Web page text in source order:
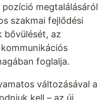
megtalálásáról
szakmai fejlődési
bővülését, az
foglalja.
változásával a
kell – az új